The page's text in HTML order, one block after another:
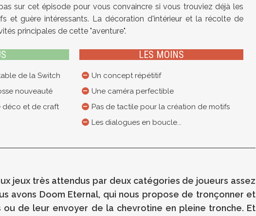
sur cet épisode pour vous convaincre si vous trouviez déjà les
et guère intéressants. La décoration d'intérieur et la récolte de
principales de cette "aventure".
de la Switch
nouveauté
déco et de craft
LES MOINS
Un concept répétitif
Une caméra perfectible
Pas de tactile pour la création de motifs
Les dialogues en boucle...
jeux très attendus par deux catégories de joueurs assez
avons Doom Eternal, qui nous propose de tronçonner et
ou de leur envoyer de la chevrotine en pleine tronche. Et